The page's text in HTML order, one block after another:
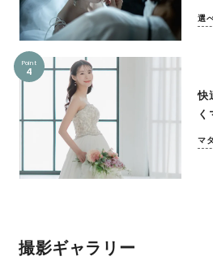
選
Point
4
快
く
マ
撮影ギャラリー